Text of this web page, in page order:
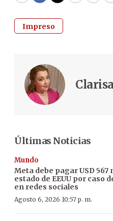
Impreso
Últimas Noticias
Mundo
Meta debe pagar USD 567
estado de EEUU por caso
en redes sociales
Agosto 6, 2026 10:57 p. m.